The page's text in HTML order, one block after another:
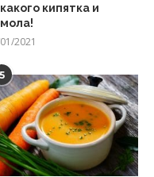
кипятка и
2021
5